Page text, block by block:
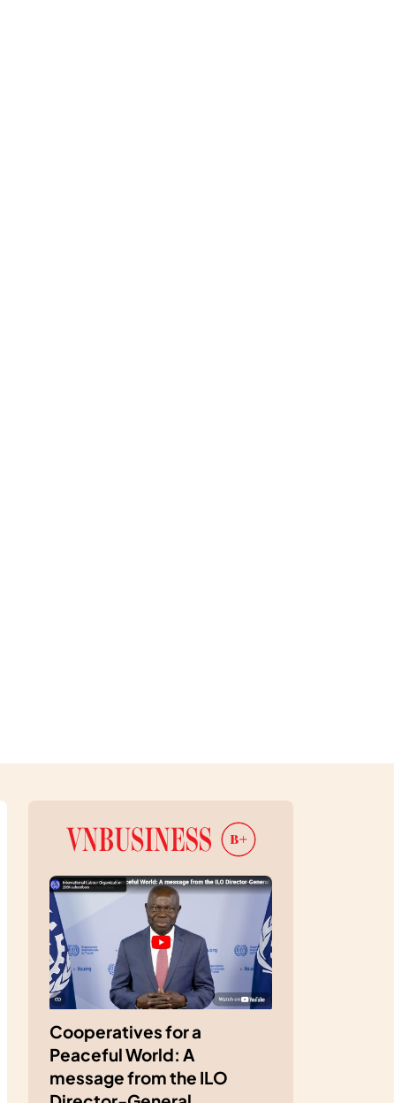
Cooperatives for a
Peaceful World: A
message from the ILO